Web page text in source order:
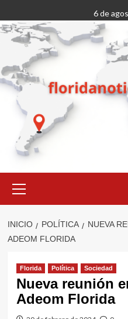
al
contenido
6 de
primario
INICIO POLÍTICA
NUEVA
ADEOM FLORIDA
Florida Política Sociedad
Nueva reunión
Adeom Florida